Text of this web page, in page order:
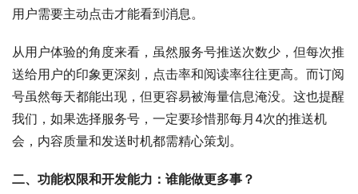
用户需要主动点击才能看到消息。
从用户体验的角度来看，虽然服务号推送次数少，但每次推
送给用户的印象更深刻，点击率和阅读率往往更高。而订阅
号虽然每天都能出现，但更容易被海量信息淹没。这也提醒
我们，如果选择服务号，一定要珍惜那每月4次的推送机
会，内容质量和发送时机都需精心策划。
二、功能权限和开发能力：谁能做更多事？